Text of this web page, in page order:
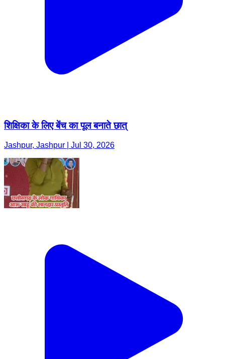
शिक्षिका के लिए बेंच का पूल बनाते छात्
Jashpur, Jashpur | Jul 30, 2026